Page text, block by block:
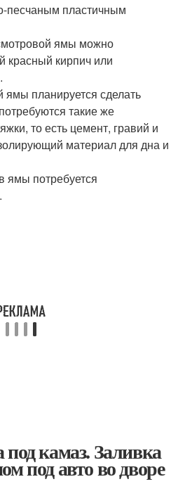
песчаным пластичным
ямы можно
красный кирпич или
планируется сделать
такие же
то есть цемент, гравий и
материал для дна и
ямы потребуется
камаз. Заливка
под авто во дворе